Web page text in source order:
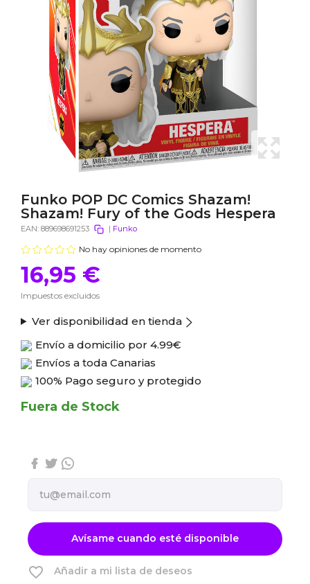
Funko POP DC Comics Shazam!
Shazam! Fury of the Gods Hespera
EAN: 889698691253 | Funko
No hay opiniones de momento
16,95 €
Impuestos excluidos
Ver disponibilidad en tienda
Envío a domicilio por 4.99€
Envíos a toda Canarias
100% Pago seguro y protegido
Fuera de Stock
Avísame cuando esté disponible
favorite_border Añadir a mi lista de deseos